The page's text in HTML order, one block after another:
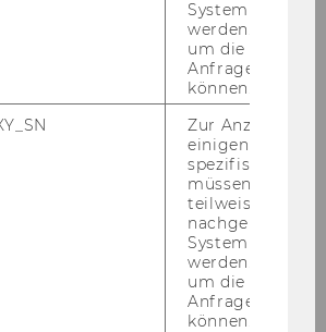
at a Glace
Semester 1: Regular basic
courses 1 & 2 of spezialisation IB
Semester 2: Dedicated CEC
System
werden.
um die Antwort
Anfrage
können.
Zur Anzeige von
einigen WU-
spezifischen
müssen
teilweise von
nachgelagerten
System
werden.
um die Antwort
Anfrage
können.